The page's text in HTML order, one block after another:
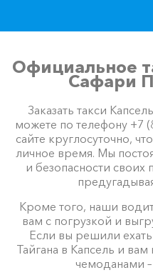
Официальное
Сафари
Заказать такси
можете по телефону +7
сайте круглосуточно,
личное время. Мы
и безопасности
Кроме того, наши
вам с погрузкой и
Если вы решили
Тайгана в Капсель и
чемоданами